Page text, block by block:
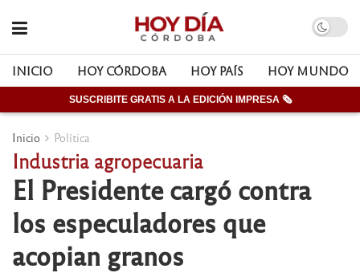
INICIO HOY CÓRDOBA HOY PAÍS HOY MUNDO
SUSCRIBITE GRATIS A LA EDICIÓN IMPRESA 🗞
Inicio Política
Industria agropecuaria
El Presidente cargó contra
los especuladores que
acopian granos